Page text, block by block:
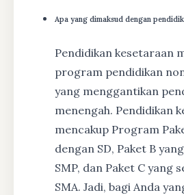
Apa yang dimaksud dengan
Pendidikan kesetaraan
program pendidikan
yang menggantikan
menengah. Pendidikan
mencakup Program
dengan SD, Paket B
SMP, dan Paket C yang
SMA. Jadi, bagi Anda